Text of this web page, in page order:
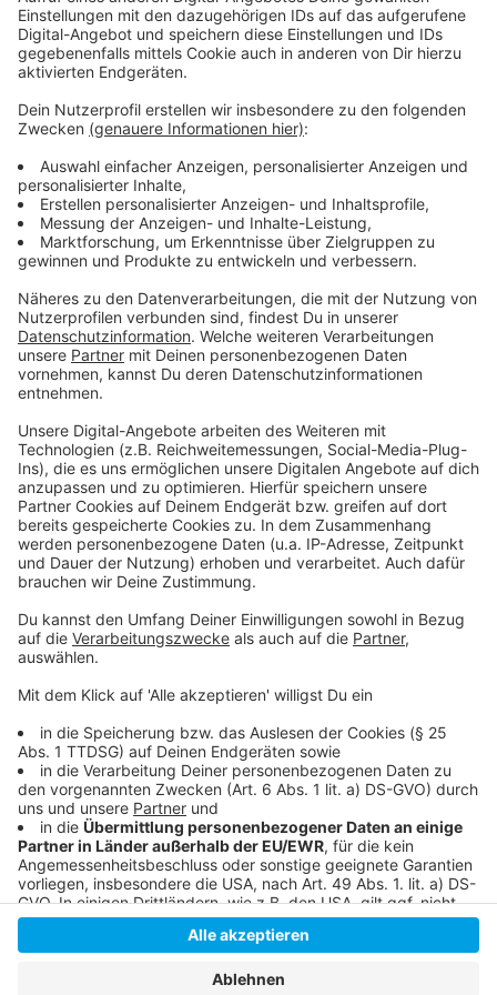
Benrather Freibads
Zwischen 17 und 20 Uhr wird außerdem ein DJ vor Ort
sein und für Musik sorgen. Dann können Badegäste
den Tag auf aufblasbaren Wassertieren ausklingen
lassen. Am Sonntag wird das Freibad dann wieder ganz
Anzeige
Weitere Infos und Links zum Thema:
Anzeige
So haben wir gestern berichtet
Auch die anderen Freibäder haben schon geöffnet
Anzeige
Anzeige